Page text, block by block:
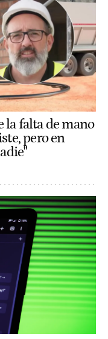
la falta de mano
pero en